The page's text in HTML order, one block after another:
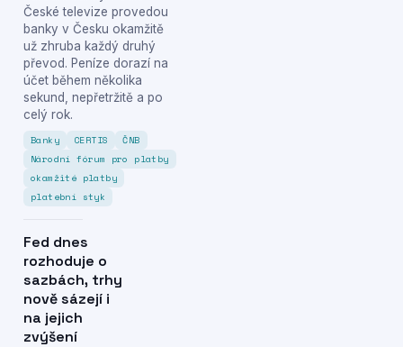
České televize provedou
banky v Česku okamžitě
už zhruba každý druhý
převod. Peníze dorazí na
účet během několika
sekund, nepřetržitě a po
celý rok.
Banky CERTIS
ČNB
Národní fórum pro platby
okamžité platby
platební styk
Fed dnes
rozhoduje o
sazbách, trhy
nově sázejí i
na jejich
zvýšení